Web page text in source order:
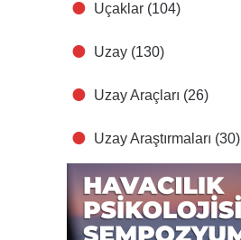
Uçaklar (104)
Uzay (130)
Uzay Araçları (26)
Uzay Araştırmaları (30)